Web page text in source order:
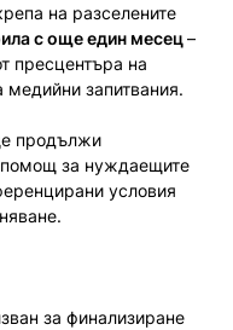
на разселените
с още един месец–
пресцентъра на
медийни запитвания.
продължи
помощ за нуждаещите
условия
за финализиране